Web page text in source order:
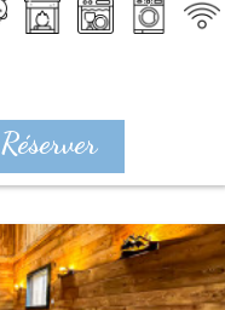
Réserver